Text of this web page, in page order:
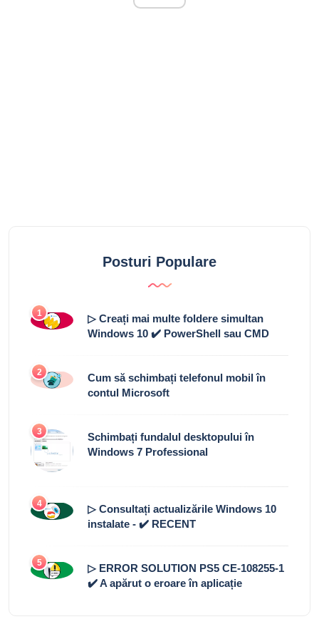
Posturi Populare
1
▷ Creați mai multe foldere simultan
Windows 10 ✔️ PowerShell sau CMD
2
Cum să schimbați telefonul mobil în
contul Microsoft
3
Schimbați fundalul desktopului în
Windows 7 Professional
4
▷ Consultați actualizările Windows 10
instalate - ✔️ RECENT
5
▷ ERROR SOLUTION PS5 CE-108255-1
✔️ A apărut o eroare în aplicație